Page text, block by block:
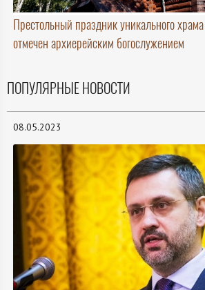
Престольный праздник уникального
отмечен архиерейским богослужением
ПОПУЛЯРНЫЕ НОВОСТИ
08.05.2023